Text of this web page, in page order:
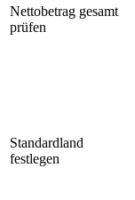
Nettobetrag gesamt
prüfen
Standardland
festlegen